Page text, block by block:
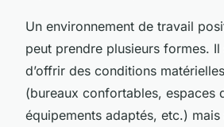
Un environnement de travail
peut prendre plusieurs formes. Il
d’offrir des conditions
(bureaux confortables, espaces
équipements adaptés, etc.)